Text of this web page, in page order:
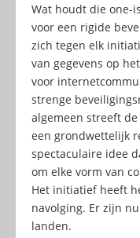
Wat houdt die one-
voor een rigide
zich tegen elk
van gegevens op
voor
strenge
algemeen streeft
een grondwettelijk
spectaculaire idee
om elke vorm van
Het initiatief heeft
navolging. Er zijn
landen.